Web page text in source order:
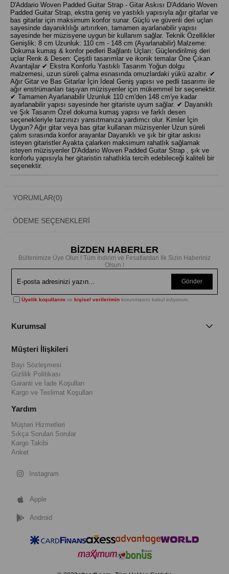
D'Addario Woven Padded Guitar Strap - Gitar Askısı D'Addario Woven
Padded Guitar Strap, ekstra geniş ve yastıklı yapısıyla ağır gitarlar ve
bas gitarlar için maksimum konfor sunar. Güçlü ve güvenli deri uçları
sayesinde dayanıklılığı artırırken, tamamen ayarlanabilir yapısı
sayesinde her müzisyene uygun bir kullanım sağlar. Teknik Özellikler
Genişlik: 8 cm Uzunluk: 110 cm - 148 cm (Ayarlanabilir) Malzeme:
Dokuma kumaş & konfor pedleri Bağlantı Uçları: Güçlendirilmiş deri
uçlar Renk & Desen: Çeşitli tasarımlar ve ikonik temalar Öne Çıkan
Avantajlar ✔ Ekstra Konforlu Yastıklı Tasarım Yoğun dolgu
malzemesi, uzun süreli çalma esnasında omuzlardaki yükü azaltır. ✔
Ağır Gitar ve Bas Gitarlar İçin İdeal Geniş yapısı ve pedli tasarımı ile
ağır enstrümanları taşıyan müzisyenler için mükemmel bir seçenektir.
✔ Tamamen Ayarlanabilir Uzunluk 110 cm'den 148 cm'ye kadar
ayarlanabilir yapısı sayesinde her gitariste uyum sağlar. ✔ Dayanıklı
ve Şık Tasarım Özel dokuma kumaş yapısı ve farklı desen
seçenekleriyle tarzınızı yansıtmanıza yardımcı olur. Kimler İçin
Uygun? Ağır gitar veya bas gitar kullanan müzisyenler Uzun süreli
çalım sırasında konfor arayanlar Dayanıklı ve şık bir gitar askısı
isteyen gitaristler Ayakta çalarken maksimum rahatlık sağlamak
isteyen müzisyenler D'Addario Woven Padded Guitar Strap , şık ve
konforlu yapısıyla her gitaristin rahatlıkla tercih edebileceği kaliteli bir
seçenektir.
YORUMLAR(0)
ÖDEME SEÇENEKLERI
BİZDEN HABERLER
Bültenimize Üye Olun ! Tüm İndirim ve Fırsatlardan İlk Sizin Haberiniz
Olsun !
Gönder
Üyelik koşullarını vekişisel verilerimin korunmasını kabul ediyorum.
Kurumsal
Müşteri İlişkileri
Bayi Sözleşmesi
Gizlilik Politikası
Garanti ve İade Koşulları
Kargo ve Teslimat Koşulları
Yardım
Müşteri Hizmetleri
Sıkça Sorulan Sorular
Kargo Takibi
Anket
Instagram
Apple
Android